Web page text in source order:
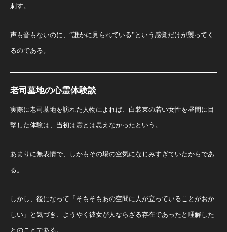
刺す。
声も音もないのに、“誰かに見られている”という感覚だけが襲ってく
るのである。
老司墓地の心霊体験談
実際に老司墓地を訪れた人物によれば、白装束の若い女性を昼間に目
撃した体験は、当初は霊とは思えなかったという。
あまりに無表情で、しかもその場の空気になじみすぎていたからであ
る。
しかし、後になって「そもそもあの空間に人が立っていることがおか
しい」と気づき、ようやく彼女が人ならざる存在であったと理解した
とのことである。